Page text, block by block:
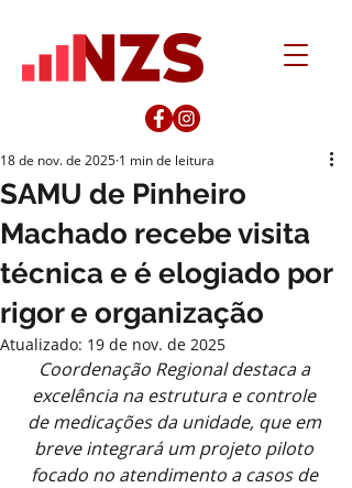
SAMU de Pinheiro
Machado recebe visita
técnica e é elogiado por
rigor e organização
18 de nov. de 2025 1 min de leitura
Atualizado: 19 de nov. de 2025
Coordenação Regional destaca a
excelência na estrutura e controle
de medicações da unidade, que em
breve integrará um projeto piloto
focado no atendimento a casos de